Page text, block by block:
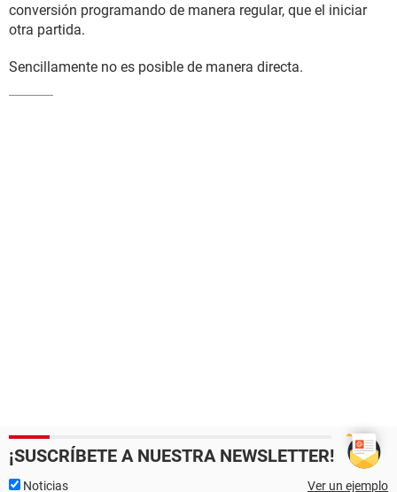
conversión programando de manera regular, que el iniciar
otra partida.
Sencillamente no es posible de manera directa.
¡SUSCRÍBETE A NUESTRA NEWSLETTER!
Noticias Ver un ejemplo